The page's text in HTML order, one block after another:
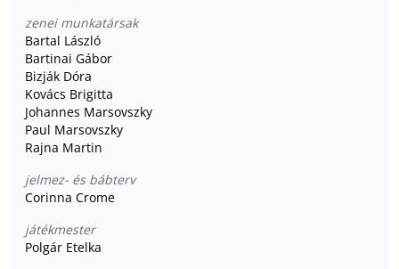
zenei munkatársak
Bartal László
Bartinai Gábor
Bizják Dóra
Kovács Brigitta
Johannes Marsovszky
Paul Marsovszky
Rajna Martin
jelmez- és bábterv
Corinna Crome
játékmester
Polgár Etelka